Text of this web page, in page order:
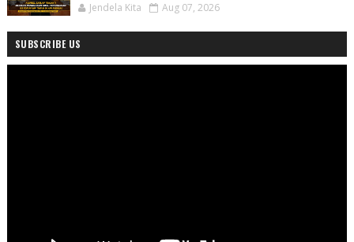
Jendela Kita Aug 07, 2026
SUBSCRIBE US